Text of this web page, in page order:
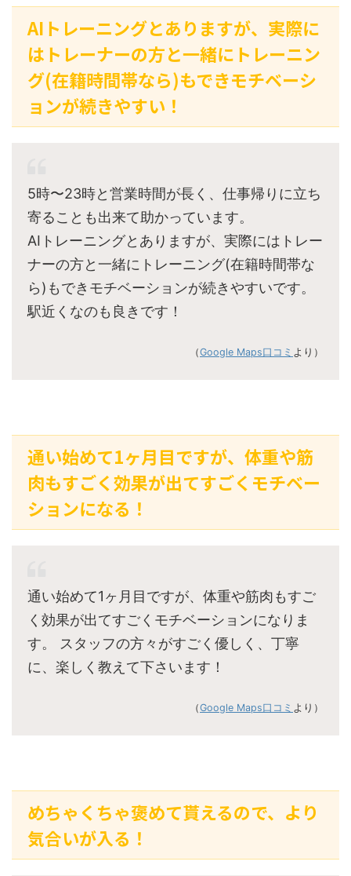
AIトレーニングとありますが、実際に
はトレーナーの方と一緒にトレーニン
グ(在籍時間帯なら)もできモチベーシ
ョンが続きやすい！
5時〜23時と営業時間が長く、仕事帰りに立ち
寄ることも出来て助かっています。
AIトレーニングとありますが、実際にはトレー
ナーの方と一緒にトレーニング(在籍時間帯な
ら)もできモチベーションが続きやすいです。
駅近くなのも良きです！
（Google Maps口コミ より）
通い始めて1ヶ月目ですが、体重や筋
肉もすごく効果が出てすごくモチベー
ションになる！
通い始めて1ヶ月目ですが、体重や筋肉もすご
く効果が出てすごくモチベーションになりま
す。 スタッフの方々がすごく優しく、丁寧
に、楽しく教えて下さいます！
（Google Maps口コミ より）
めちゃくちゃ褒めて貰えるので、より
気合いが入る！